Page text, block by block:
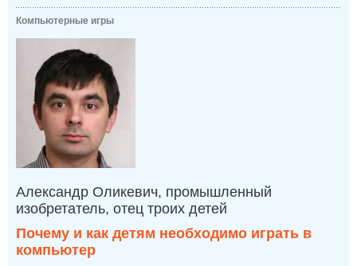
Компьютерные игры
Александр Оликевич, промышленный
изобретатель, отец троих детей
Почему и как детям необходимо играть в
компьютер